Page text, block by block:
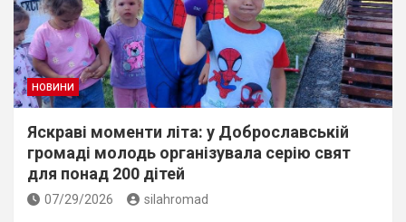
НОВИНИ
Яскраві моменти літа: у Доброславській
громаді молодь організувала серію свят
для понад 200 дітей
07/29/2026 silahromad